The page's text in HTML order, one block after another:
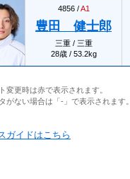
4856 /A1
豊田 健士郎
三重 / 三重
28歳 / 53.2kg
変更時は赤で表示されます。
がない場合は「-」で表示されます。
ガイドはこちら